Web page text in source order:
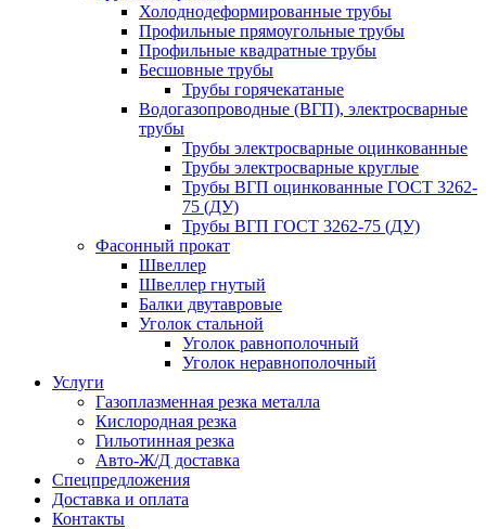
Холоднодеформированные трубы
Профильные прямоугольные трубы
Профильные квадратные трубы
Бесшовные трубы
Трубы горячекатаные
Водогазопроводные (ВГП), электросварные
трубы
Трубы электросварные оцинкованные
Трубы электросварные круглые
Трубы ВГП оцинкованные ГОСТ 3262-
75 (ДУ)
Трубы ВГП ГОСТ 3262-75 (ДУ)
Фасонный прокат
Швеллер
Швеллер гнутый
Балки двутавровые
Уголок стальной
Уголок равнополочный
Уголок неравнополочный
Услуги
Газоплазменная резка металла
Кислородная резка
Гильотинная резка
Авто-Ж/Д доставка
Спецпредложения
Доставка и оплата
Контакты